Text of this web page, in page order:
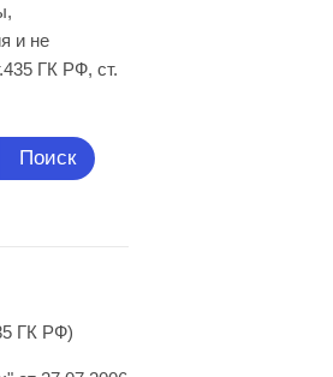
и не
ГК РФ, cт.
Поиск
ГК РФ)